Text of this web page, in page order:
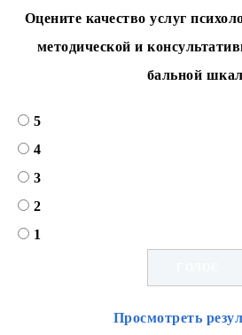
Оцените качество услуг
методической и
бальной
5
4
3
2
1
Просмотреть